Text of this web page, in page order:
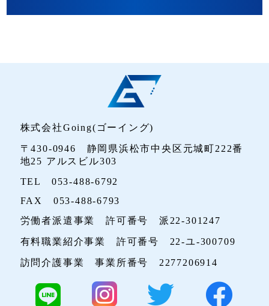
株式会社Going(ゴーイング)
〒430-0946 静岡県浜松市中央区元城町222番
地25 アルスビル303
TEL 053-488-6792
FAX 053-488-6793
労働者派遣事業 許可番号 派22-301247
有料職業紹介事業 許可番号 22-ユ-300709
訪問介護事業 事業所番号 2277206914